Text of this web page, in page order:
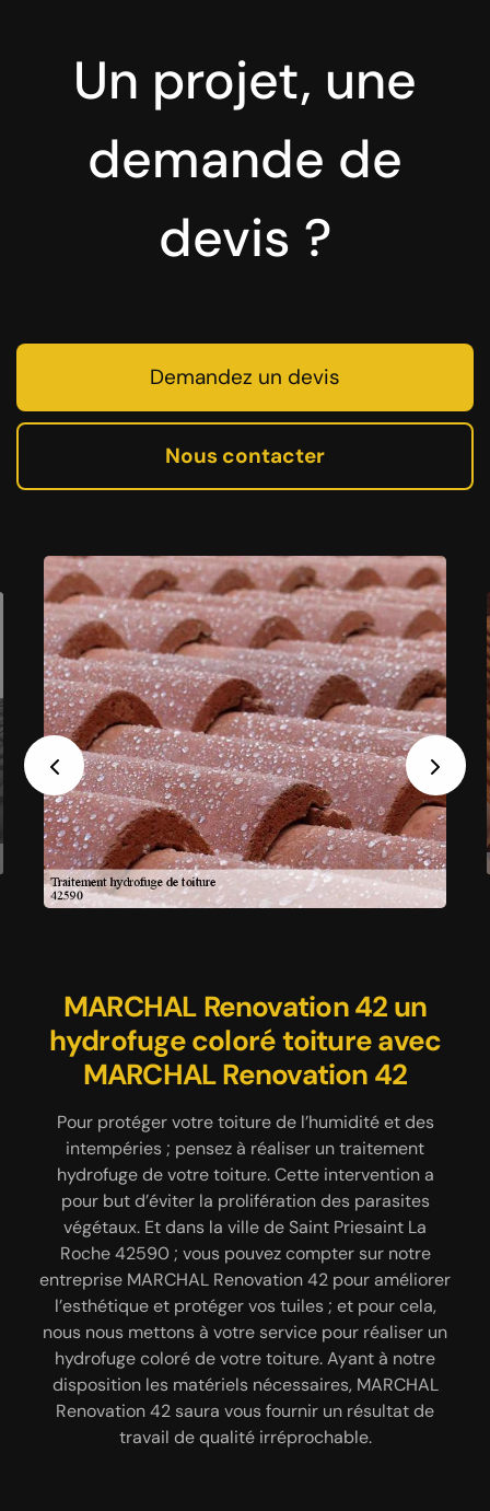
Un projet, une
demande de
devis ?
Demandez un devis
Nous contacter
Previous Next
MARCHAL Renovation 42 un
hydrofuge coloré toiture avec
MARCHAL Renovation 42
Pour protéger votre toiture de l’humidité et des
intempéries ; pensez à réaliser un traitement
hydrofuge de votre toiture. Cette intervention a
pour but d’éviter la prolifération des parasites
végétaux. Et dans la ville de Saint Priesaint La
Roche 42590 ; vous pouvez compter sur notre
entreprise MARCHAL Renovation 42 pour améliorer
l’esthétique et protéger vos tuiles ; et pour cela,
nous nous mettons à votre service pour réaliser un
hydrofuge coloré de votre toiture. Ayant à notre
disposition les matériels nécessaires, MARCHAL
Renovation 42 saura vous fournir un résultat de
travail de qualité irréprochable.
MARCHAL Renovation 42 : un
spécialiste en hydrofuge
toiture
Pour être sûr d’avoir un toit qui soit bien étanche ;
pensez à faire un traitement hydrofuge de votre
toiture. Cette intervention a pour but de préserver
l’état de vos revêtements toiture et de renforcer
l’étanchéité de votre toiture dans la ville de Saint
Priesaint La Roche 42590. Disposant de plusieurs
années d’expérience ; faites appel à notre
entreprise MARCHAL Renovation 42 pour réaliser
un traitement hydrofuge de votre toiture 42590.
Nos équipes de couvreurs 42590 sauront réaliser
cette intervention dans le respect des règles en
vigueur et dans les délais convenus.
Traitement hydrofuge toiture à
effet perlant avec MARCHAL
Renovation 42
En tant que couvreur professionnel ; sachez que,
vous pouvez solliciter les services de notre
entreprise MARCHAL Renovation 42 pour réaliser
un traitement hydrofuge de votre toiture dans la
ville de Saint Priesaint La Roche 42590. Nos
équipes de couvreurs 42590 pourront réaliser un
traitement hydrofuge à effet perlant ; ce type
d’hydrofuge laisse respirer la tuile qui recouvre
votre toit et pourra protéger durablement vos
revêtements toiture de l’humidité. Ayant reçu les
formations nécessaires, nos équipes 42590 vont
réaliser cette tâche dans le respect des différentes
étapes et dans les règles de l’art.